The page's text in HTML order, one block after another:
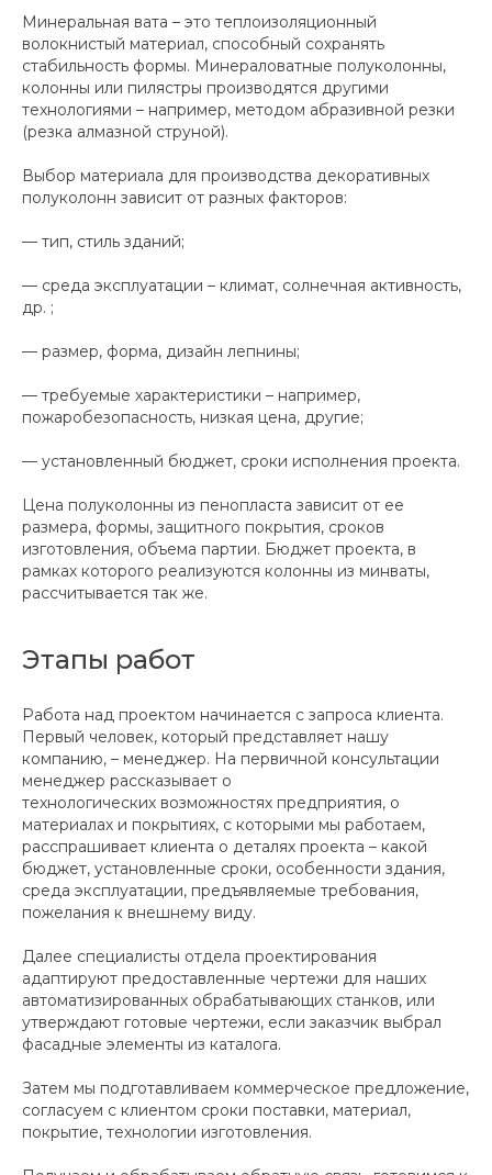
Минеральная вата – это теплоизоляционный
волокнистый материал, способный сохранять
стабильность формы. Минераловатные полуколонны,
колонны или пилястры производятся другими
технологиями – например, методом абразивной резки
(резка алмазной струной).
Выбор материала для производства декоративных
полуколонн зависит от разных факторов:
— тип, стиль зданий;
— среда эксплуатации – климат, солнечная активность,
др. ;
— размер, форма, дизайн лепнины;
— требуемые характеристики – например,
пожаробезопасность, низкая цена, другие;
— установленный бюджет, сроки исполнения проекта.
Цена полуколонны из пенопласта зависит от ее
размера, формы, защитного покрытия, сроков
изготовления, объема партии. Бюджет проекта, в
рамках которого реализуются колонны из минваты,
рассчитывается так же.
Этапы работ
Работа над проектом начинается с запроса клиента.
Первый человек, который представляет нашу
компанию, – менеджер. На первичной консультации
менеджер рассказывает о
технологических возможностях предприятия, о
материалах и покрытиях, с которыми мы работаем,
расспрашивает клиента о деталях проекта – какой
бюджет, установленные сроки, особенности здания,
среда эксплуатации, предъявляемые требования,
пожелания к внешнему виду.
Далее специалисты отдела проектирования
адаптируют предоставленные чертежи для наших
автоматизированных обрабатывающих станков, или
утверждают готовые чертежи, если заказчик выбрал
фасадные элементы из каталога.
Затем мы подготавливаем коммерческое предложение,
согласуем с клиентом сроки поставки, материал,
покрытие, технологии изготовления.